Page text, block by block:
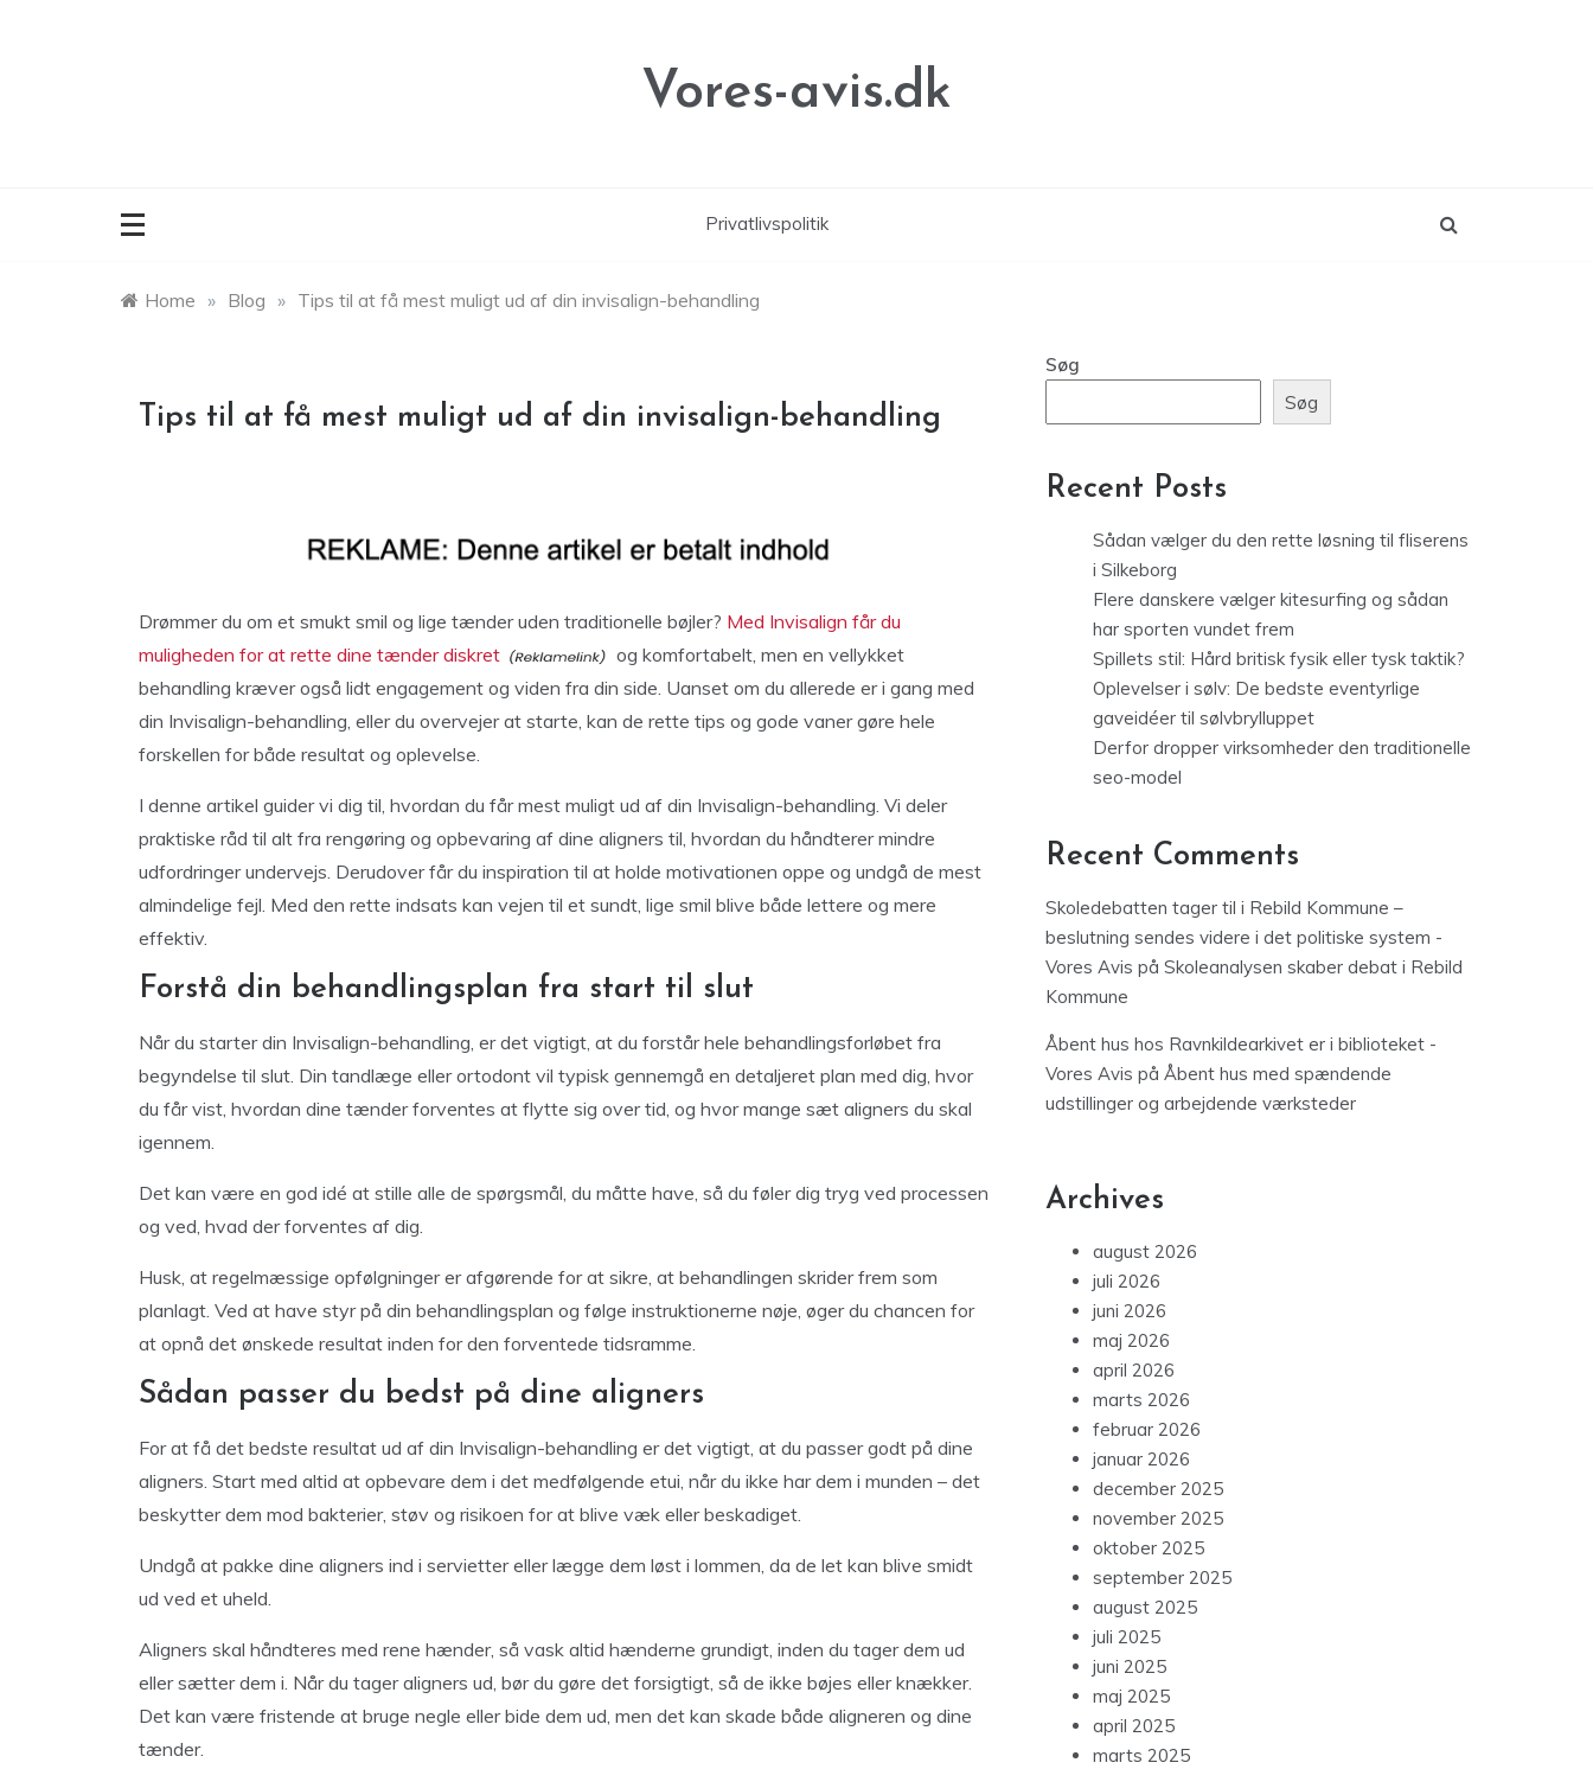
Vores-avis.dk
Privatlivspolitik
Home » Blog » Tips til at få mest muligt ud af din invisalign-behandling
Tips til at få mest muligt ud af din invisalign-behandling
Drømmer du om et smukt smil og lige tænder uden traditionelle bøjler? Med Invisalign får du
muligheden for at rette dine tænder diskret
og komfortabelt, men en vellykket
behandling kræver også lidt engagement og viden fra din side. Uanset om du allerede er i gang med
din Invisalign-behandling, eller du overvejer at starte, kan de rette tips og gode vaner gøre hele
forskellen for både resultat og oplevelse.
I denne artikel guider vi dig til, hvordan du får mest muligt ud af din Invisalign-behandling. Vi deler
praktiske råd til alt fra rengøring og opbevaring af dine aligners til, hvordan du håndterer mindre
udfordringer undervejs. Derudover får du inspiration til at holde motivationen oppe og undgå de mest
almindelige fejl. Med den rette indsats kan vejen til et sundt, lige smil blive både lettere og mere
effektiv.
Forstå din behandlingsplan fra start til slut
Når du starter din Invisalign-behandling, er det vigtigt, at du forstår hele behandlingsforløbet fra
begyndelse til slut. Din tandlæge eller ortodont vil typisk gennemgå en detaljeret plan med dig, hvor
du får vist, hvordan dine tænder forventes at flytte sig over tid, og hvor mange sæt aligners du skal
igennem.
Det kan være en god idé at stille alle de spørgsmål, du måtte have, så du føler dig tryg ved processen
og ved, hvad der forventes af dig.
Husk, at regelmæssige opfølgninger er afgørende for at sikre, at behandlingen skrider frem som
planlagt. Ved at have styr på din behandlingsplan og følge instruktionerne nøje, øger du chancen for
at opnå det ønskede resultat inden for den forventede tidsramme.
Sådan passer du bedst på dine aligners
For at få det bedste resultat ud af din Invisalign-behandling er det vigtigt, at du passer godt på dine
aligners. Start med altid at opbevare dem i det medfølgende etui, når du ikke har dem i munden – det
beskytter dem mod bakterier, støv og risikoen for at blive væk eller beskadiget.
Undgå at pakke dine aligners ind i servietter eller lægge dem løst i lommen, da de let kan blive smidt
ud ved et uheld.
Aligners skal håndteres med rene hænder, så vask altid hænderne grundigt, inden du tager dem ud
eller sætter dem i. Når du tager aligners ud, bør du gøre det forsigtigt, så de ikke bøjes eller knækker.
Det kan være fristende at bruge negle eller bide dem ud, men det kan skade både aligneren og dine
tænder.
Søg
Søg
Recent Posts
Sådan vælger du den rette løsning til fliserens
i Silkeborg
Flere danskere vælger kitesurfing og sådan
har sporten vundet frem
Spillets stil: Hård britisk fysik eller tysk taktik?
Oplevelser i sølv: De bedste eventyrlige
gaveidéer til sølvbrylluppet
Derfor dropper virksomheder den traditionelle
seo-model
Recent Comments
Skoledebatten tager til i Rebild Kommune –
beslutning sendes videre i det politiske system -
Vores Avis på Skoleanalysen skaber debat i Rebild
Kommune
Åbent hus hos Ravnkildearkivet er i biblioteket -
Vores Avis på Åbent hus med spændende
udstillinger og arbejdende værksteder
Archives
august 2026
juli 2026
juni 2026
maj 2026
april 2026
marts 2026
februar 2026
januar 2026
december 2025
november 2025
oktober 2025
september 2025
august 2025
juli 2025
juni 2025
maj 2025
april 2025
marts 2025